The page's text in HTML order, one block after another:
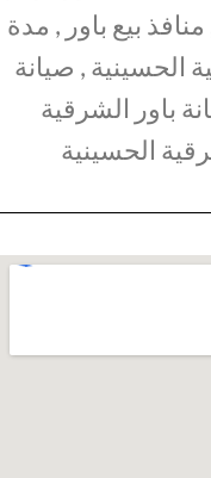
بيع باور , مدة
الحسينية , صيانة
باور الشرقية
الحسينية